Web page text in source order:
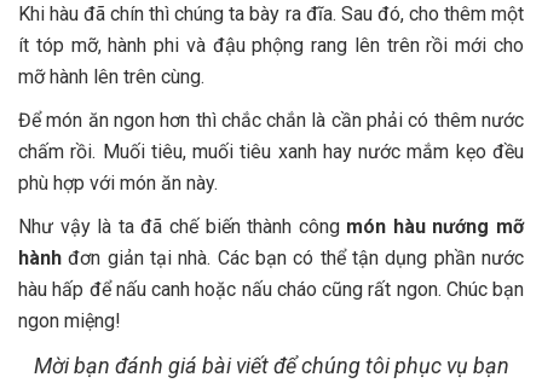
Khi hàu đã chín thì chúng ta bày ra đĩa. Sau đó, cho thêm một
ít tóp mỡ, hành phi và đậu phộng rang lên trên rồi mới cho
mỡ hành lên trên cùng.
Để món ăn ngon hơn thì chắc chắn là cần phải có thêm nước
chấm rồi. Muối tiêu, muối tiêu xanh hay nước mắm kẹo đều
phù hợp với món ăn này.
Như vậy là ta đã chế biến thành công món hàu nướng mỡ
hành đơn giản tại nhà. Các bạn có thể tận dụng phần nước
hàu hấp để nấu canh hoặc nấu cháo cũng rất ngon. Chúc bạn
ngon miệng!
Mời bạn đánh giá bài viết để chúng tôi phục vụ bạn